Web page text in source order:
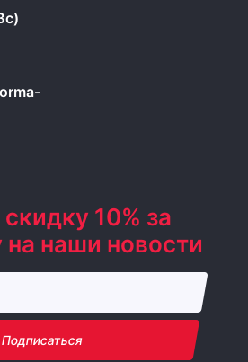
10% за
на наши новости
Подписаться